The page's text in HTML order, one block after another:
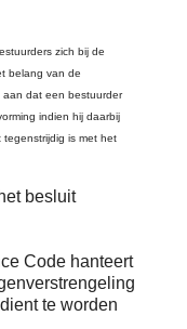
zich bij de
belang van de
aan dat een bestuurder
indien hij daarbij
is met het
besluit
Code hanteert
te worden